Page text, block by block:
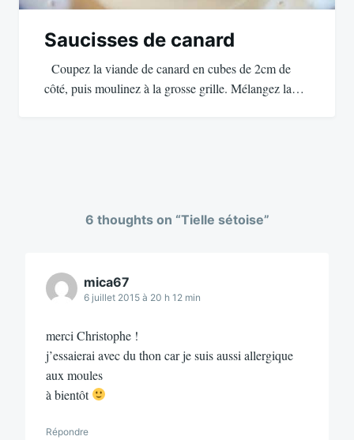
Saucisses de canard
Coupez la viande de canard en cubes de 2cm de
côté, puis moulinez à la grosse grille. Mélangez la…
6 thoughts on “Tielle sétoise”
mica67
6 juillet 2015 à 20 h 12 min
merci Christophe !
j’essaierai avec du thon car je suis aussi allergique
aux moules
à bientôt
Répondre